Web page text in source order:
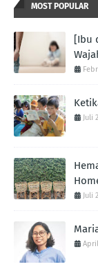
MOST POPULAR
[Ibu
Juli
Juli